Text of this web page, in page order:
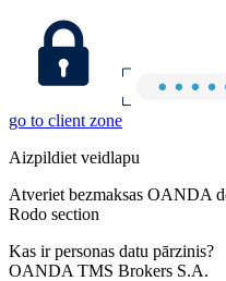
go to client zone
Aizpildiet veidlapu
Atveriet bezmaksas OANDA
Rodo section
Kas ir personas datu pārzinis?
OANDA TMS Brokers S.A.